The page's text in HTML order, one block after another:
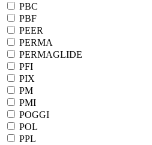
PBC
PBF
PEER
PERMA
PERMAGLIDE
PFI
PIX
PM
PMI
POGGI
POL
PPL